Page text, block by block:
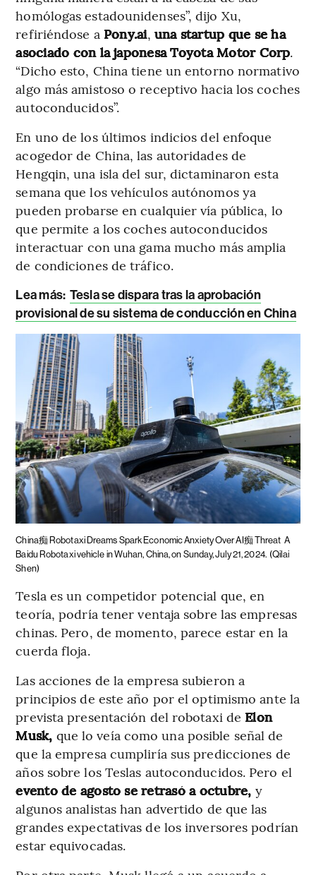
homólogas estadounidenses”, dijo Xu,
refiriéndose a Pony.ai, una startup que se ha
asociado con la japonesa Toyota Motor Corp.
“Dicho esto, China tiene un entorno normativo
algo más amistoso o receptivo hacia los coches
autoconducidos”.
En uno de los últimos indicios del enfoque
acogedor de China, las autoridades de
Hengqin, una isla del sur, dictaminaron esta
semana que los vehículos autónomos ya
pueden probarse en cualquier vía pública, lo
que permite a los coches autoconducidos
interactuar con una gama mucho más amplia
de condiciones de tráfico.
Lea más: Tesla se dispara tras la aprobación
provisional de su sistema de conducción en China
China痴 Robotaxi Dreams Spark Economic Anxiety Over AI痴 Threat A
Baidu Robotaxi vehicle in Wuhan, China, on Sunday, July 21, 2024. (Qilai
Shen)
Tesla es un competidor potencial que, en
teoría, podría tener ventaja sobre las empresas
chinas. Pero, de momento, parece estar en la
cuerda floja.
Las acciones de la empresa subieron a
principios de este año por el optimismo ante la
prevista presentación del robotaxi de Elon
Musk, que lo veía como una posible señal de
que la empresa cumpliría sus predicciones de
años sobre los Teslas autoconducidos. Pero el
evento de agosto se retrasó a octubre, y
algunos analistas han advertido de que las
grandes expectativas de los inversores podrían
estar equivocadas.